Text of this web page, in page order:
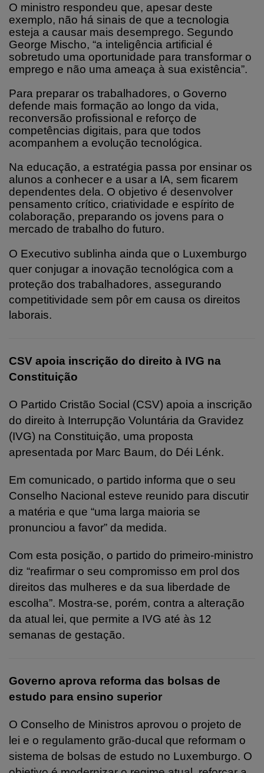
O ministro respondeu que, apesar deste
exemplo, não há sinais de que a tecnologia
esteja a causar mais desemprego. Segundo
George Mischo, “a inteligência artificial é
sobretudo uma oportunidade para transformar o
emprego e não uma ameaça à sua existência”.
Para preparar os trabalhadores, o Governo
defende mais formação ao longo da vida,
reconversão profissional e reforço de
competências digitais, para que todos
acompanhem a evolução tecnológica.
Na educação, a estratégia passa por ensinar os
alunos a conhecer e a usar a IA, sem ficarem
dependentes dela. O objetivo é desenvolver
pensamento crítico, criatividade e espírito de
colaboração, preparando os jovens para o
mercado de trabalho do futuro.
O Executivo sublinha ainda que o Luxemburgo
quer conjugar a inovação tecnológica com a
proteção dos trabalhadores, assegurando
competitividade sem pôr em causa os direitos
laborais.
CSV apoia inscrição do direito à IVG na
Constituição
O Partido Cristão Social (CSV) apoia a inscrição
do direito à Interrupção Voluntária da Gravidez
(IVG) na Constituição, uma proposta
apresentada por Marc Baum, do Déi Lénk.
Em comunicado, o partido informa que o seu
Conselho Nacional esteve reunido para discutir
a matéria e que “uma larga maioria se
pronunciou a favor” da medida.
Com esta posição, o partido do primeiro-ministro
diz “reafirmar o seu compromisso em prol dos
direitos das mulheres e da sua liberdade de
escolha”. Mostra-se, porém, contra a alteração
da atual lei, que permite a IVG até às 12
semanas de gestação.
Governo aprova reforma das bolsas de
estudo para ensino superior
O Conselho de Ministros aprovou o projeto de
lei e o regulamento grão-ducal que reformam o
sistema de bolsas de estudo no Luxemburgo. O